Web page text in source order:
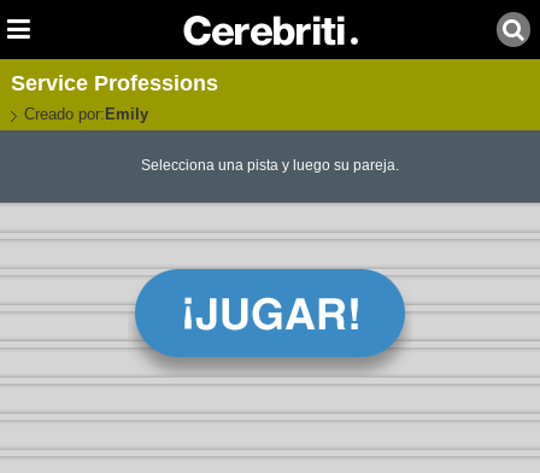
Service Professions
Creado por: Emily
Selecciona una pista y luego su pareja.